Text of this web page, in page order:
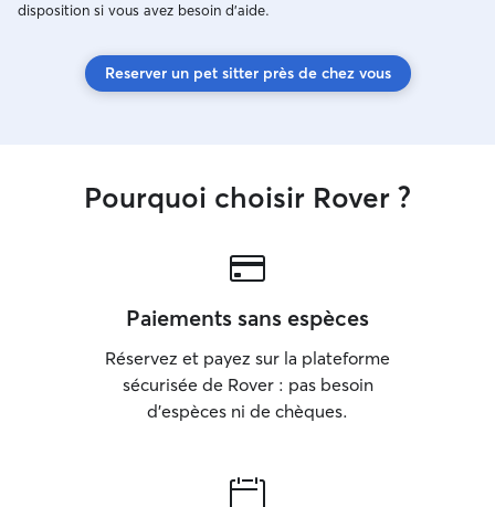
disposition si vous avez besoin d'aide.
Reserver un pet sitter près de chez vous
Pourquoi choisir Rover ?
Paiements sans espèces
Réservez et payez sur la plateforme
sécurisée de Rover : pas besoin
d'espèces ni de chèques.